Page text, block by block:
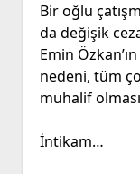
Bir oğlu
da değişik
Emin
nedeni, tüm
muhalif
İntikam…